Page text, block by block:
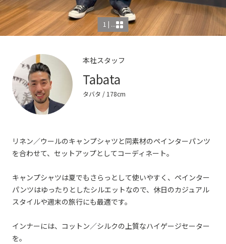
1 | ...
本社スタッフ
Tabata
タバタ / 178cm
リネン／ウールのキャンプシャツと同素材のペインターパンツ
を合わせて、セットアップとしてコーディネート。
キャンプシャツは夏でもさらっとして使いやすく、ペインター
パンツはゆったりとしたシルエットなので、休日のカジュアル
スタイルや週末の旅行にも最適です。
インナーには、コットン／シルクの上質なハイゲージセーター
を。